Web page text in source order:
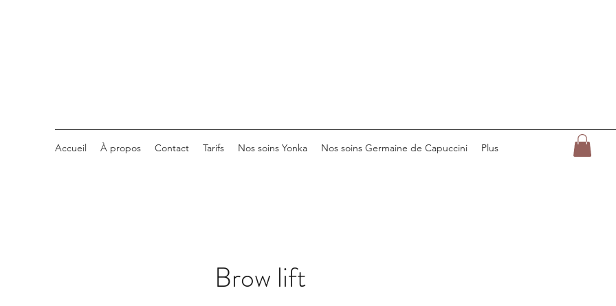
Accueil À propos Contact Tarifs Nos soins Yonka Nos soins Germaine de Capuccini Plus
Brow lift